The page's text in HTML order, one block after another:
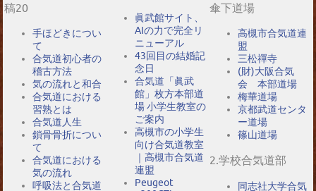
稿20
手ほどきについ
て
合気道初心者の
稽古方法
気の流れと和合
合気道における
習熟とは
合気道人生
鎖骨骨折につい
て
合気道における
気の流れ
呼吸法と合気道
眞武館サイト、
AIの力で完全リ
ニューアル
43回目の結婚記
念日
合気道「眞武
館」枚方本部道
場 小学生教室の
ご案内
高槻市の小学生
向け合気道教室
｜高槻市合気道
連盟
Peugeot
傘下道場
高槻市合気道連
盟
三松禪寺
(財)大阪合気
会 本部道場
梅華道場
京都武道センタ
ー道場
篠山道場
2.学校合気道部
同志社大学合気